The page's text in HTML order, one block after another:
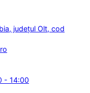
județul Olt, cod
- 14:00